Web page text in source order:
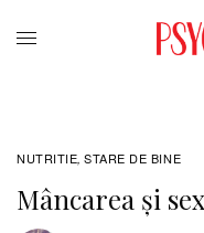
NUTRITIE, STARE DE BINE
Mâncarea și